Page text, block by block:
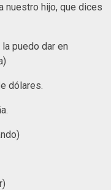
nuestro hijo, que dices
puedo dar en
dólares.